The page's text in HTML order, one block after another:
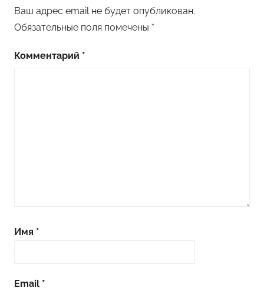
Ваш адрес email не будет опубликован.
Обязательные поля помечены *
Комментарий *
Имя *
Email *